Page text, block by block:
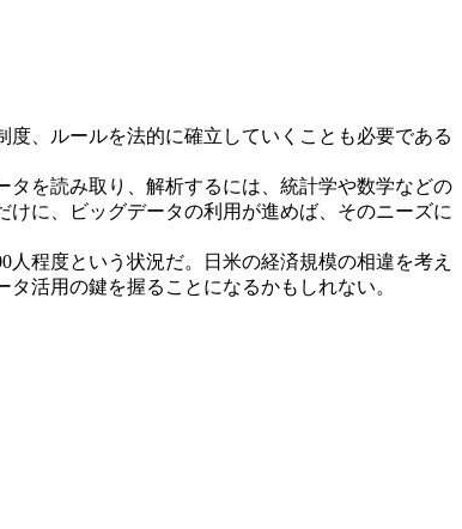
、ルールを法的に確立していくことも必要である
タを読み取り、解析するには、統計学や数学などの
に、ビッグデータの利用が進めば、そのニーズに
程度という状況だ。日米の経済規模の相違を考え
活用の鍵を握ることになるかもしれない。